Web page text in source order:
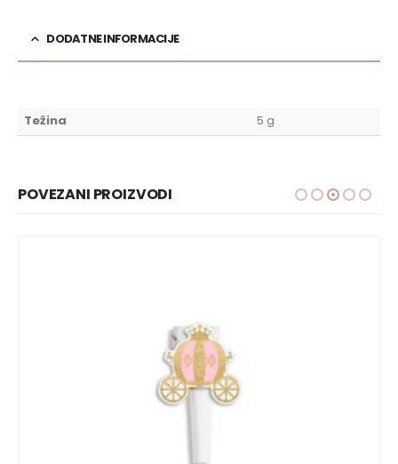
DODATNE INFORMACIJE
Težina 5 g
POVEZANI PROIZVODI